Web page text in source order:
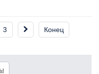
3 Конец